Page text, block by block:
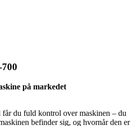
på markedet
får du fuld kontrol over maskinen – du
befinder sig, og hvornår den er